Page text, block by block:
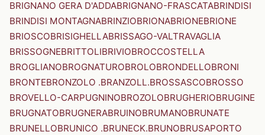
BRIGNANO GERA D'ADDABRIGNANO-FRASCATABRINDISI
BRINDISI MONTAGNABRINZIOBRIONABRIONEBRIONE
BRIOSCOBRISIGHELLABRISSAGO-VALTRAVAGLIA
BRISSOGNEBRITTOLIBRIVIOBROCCOSTELLA
BROGLIANOBROGNATUROBROLOBRONDELLOBRONI
BRONTEBRONZOLO .BRANZOLL.BROSSASCOBROSSO
BROVELLO-CARPUGNINOBROZOLOBRUGHERIOBRUGINE
BRUGNATOBRUGNERABRUINOBRUMANOBRUNATE
BRUNELLOBRUNICO .BRUNECK.BRUNOBRUSAPORTO